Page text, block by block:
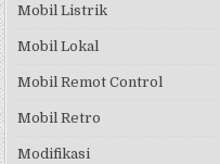
Mobil Listrik
Mobil Lokal
Mobil Remot Control
Mobil Retro
Modifikasi